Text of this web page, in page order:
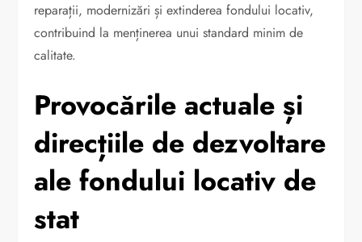
reparații, modernizări și extinderea fondului locativ,
contribuind la menținerea unui standard minim de
calitate.
Provocările actuale și
direcțiile de dezvoltare
ale fondului locativ de
stat